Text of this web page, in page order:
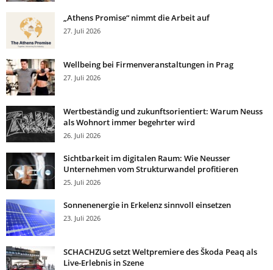
„Athens Promise“ nimmt die Arbeit auf
27. Juli 2026
Wellbeing bei Firmenveranstaltungen in Prag
27. Juli 2026
Wertbeständig und zukunftsorientiert: Warum Neuss
als Wohnort immer begehrter wird
26. Juli 2026
Sichtbarkeit im digitalen Raum: Wie Neusser
Unternehmen vom Strukturwandel profitieren
25. Juli 2026
Sonnenenergie in Erkelenz sinnvoll einsetzen
23. Juli 2026
SCHACHZUG setzt Weltpremiere des Škoda Peaq als
Live-Erlebnis in Szene